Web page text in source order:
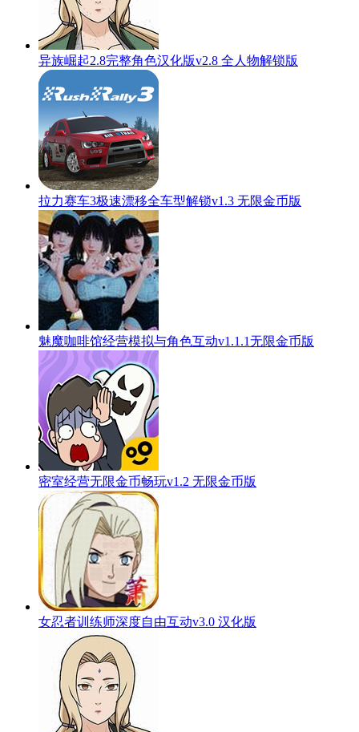
异族崛起2.8完整角色汉化版v2.8 全人物解锁版
拉力赛车3极速漂移全车型解锁v1.3 无限金币版
魅魔咖啡馆经营模拟与角色互动v1.1.1无限金币版
密室经营无限金币畅玩v1.2 无限金币版
女忍者训练师深度自由互动v3.0 汉化版